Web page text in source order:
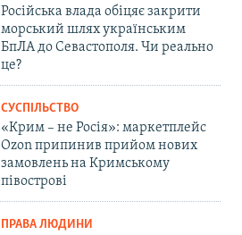
Російська влада обіцяє закрити
морський шлях українським
БпЛА до Севастополя. Чи реально
це?
СУСПІЛЬСТВО
«Крим – не Росія»: маркетплейс
Ozon припинив прийом нових
замовлень на Кримському
півострові
ПРАВА ЛЮДИНИ